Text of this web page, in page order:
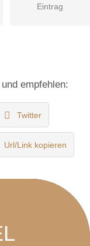
Eintrag
empfehlen:
Twitter
Url/Link kopieren